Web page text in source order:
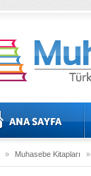
» Muhasebe Kitapları »